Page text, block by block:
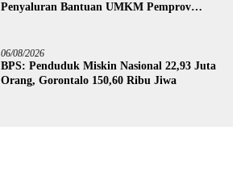
Penyaluran Bantuan UMKM Pemprov
06/08/2026
BPS: Penduduk Miskin Nasional 22,93 Juta
Orang, Gorontalo 150,60 Ribu Jiwa